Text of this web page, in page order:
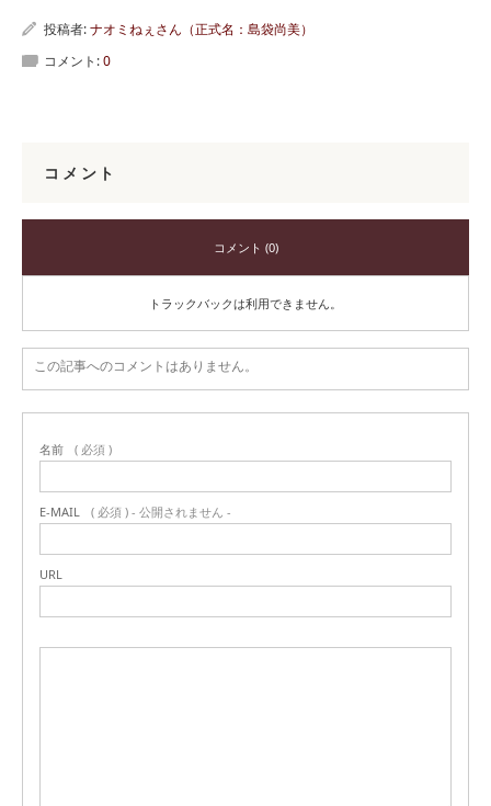
投稿者:ナオミねぇさん（正式名：島袋尚美）
コメント:0
コメント
コメント (0)
トラックバックは利用できません。
この記事へのコメントはありません。
名前 ( 必須 )
E-MAIL ( 必須 ) - 公開されません -
URL